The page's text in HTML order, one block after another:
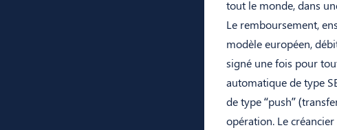
tout le monde, dans
Le remboursement,
modèle européen,
signé une fois pour
automatique de type
de type “push”
opération. Le créancier